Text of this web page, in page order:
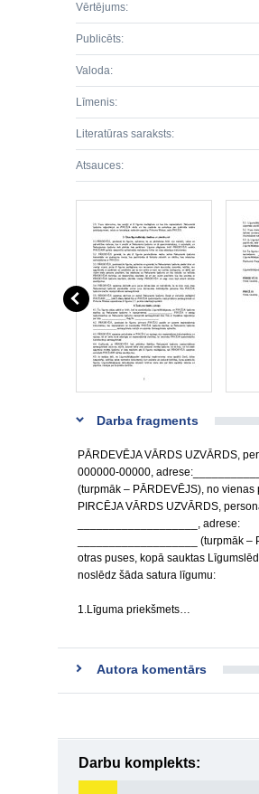
Vērtējums:
Publicēts:
Valoda:
Līmenis:
Literatūras saraksts:
Atsauces:
Darba fragments
PĀRDEVĒJA VĀRDS UZVĀRDS,
000000-00000,
(turpmāk – PĀRDEVĒJS), no vienas
PIRCĒJA VĀRDS UZVĀRDS,
___________________, adrese:
___________________ (turpmāk –
otras puses, kopā sauktas
noslēdz šāda satura līgumu:
1.Līguma priekšmets…
Autora komentārs
Darbu komplekts: